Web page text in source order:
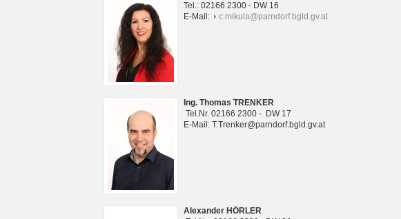
Tel.: 02166 2300 - DW 16
E-Mail:
c.mikula@parndorf.bgld.gv.at
Ing. Thomas TRENKER
Tel.Nr. 02166 2300 - DW 17
E-Mail: T.Trenker@parndorf.bgld.gv.at
Alexander HÖRLER